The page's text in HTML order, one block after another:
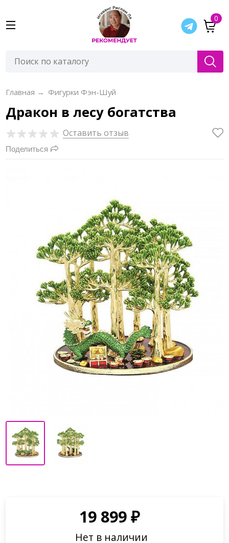
0
Главная → Фигурки Фэн-Шуй
Дракон в лесу богатства
Оставить отзыв
Поделиться
19 899₽
Нет в наличии